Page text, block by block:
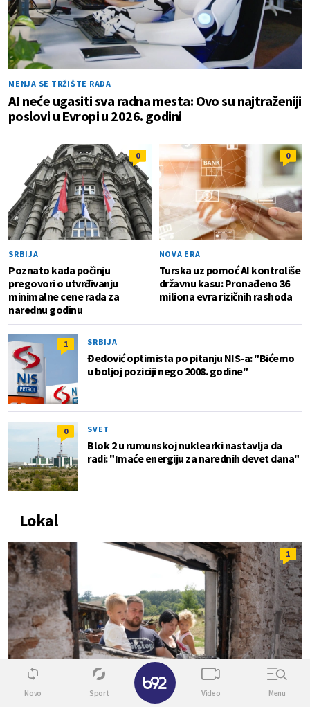
MENJA SE TRŽIŠTE RADA
AI neće ugasiti sva radna mesta: Ovo su najtraženiji
poslovi u Evropi u 2026. godini
0
SRBIJA
Poznato kada počinju
pregovori o utvrđivanju
minimalne cene rada za
narednu godinu
0
NOVA ERA
Turska uz pomoć AI kontroliše
državnu kasu: Pronađeno 36
miliona evra rizičnih rashoda
1 SRBIJA
Đedović optimista po pitanju NIS-a: "Bićemo
u boljoj poziciji nego 2008. godine"
0 SVET
Blok 2 u rumunskoj nuklearki nastavlja da
radi: "Imaće energiju za narednih devet dana"
Lokal
1
Novo Sport Video Menu
✕